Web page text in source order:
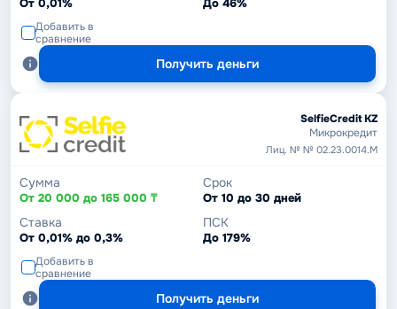
Добавить в
сравнение
Получить деньги
SelfieCredit KZ
Микрокредит
Лиц. № № 02.23.0014.М
Сумма
От 20 000 до 165 000 ₸
Срок
От 10 до 30 дней
Ставка
От 0,01% до 0,3%
ПСК
До 179%
Добавить в
сравнение
Получить деньги